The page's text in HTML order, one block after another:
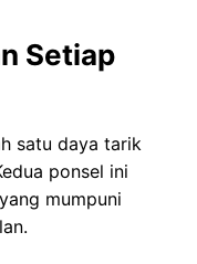
Setiap
satu daya tarik
ponsel ini
mumpuni